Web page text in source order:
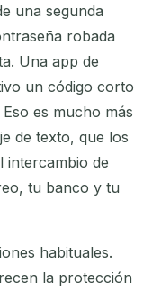
una segunda
robada
Una app de
un código corto
es mucho más
de texto, que los
intercambio de
tu banco y tu
habituales.
la protección